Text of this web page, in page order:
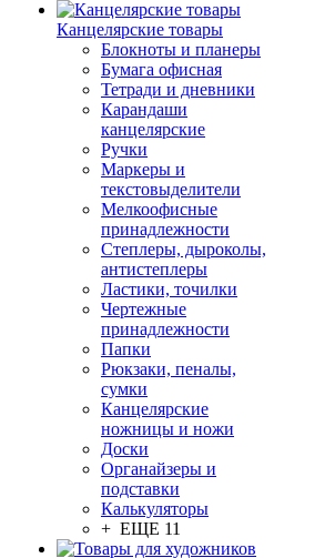
Канцелярские товары
Блокноты и планеры
Бумага офисная
Тетради и дневники
Карандаши
канцелярские
Ручки
Маркеры и
текстовыделители
Мелкоофисные
принадлежности
Степлеры, дыроколы,
антистеплеры
Ластики, точилки
Чертежные
принадлежности
Папки
Рюкзаки, пеналы,
сумки
Канцелярские
ножницы и ножи
Доски
Органайзеры и
подставки
Калькуляторы
+ ЕЩЕ 11